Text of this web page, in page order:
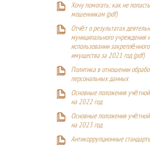
Хочу помогать: как не
мошенникам (pdf)
Отчёт о результатах
муниципального учреждения
использовании
имущества за 2021 год (pdf)
Политика в отношении
персональных данных
Основные положения
на 2022 год
Основные положения
на 2023 год
Антикоррупционные